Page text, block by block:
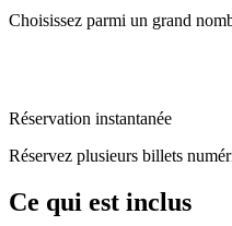
Choisissez parmi un grand
Réservation instantanée
Réservez plusieurs billets
Ce qui est inclus